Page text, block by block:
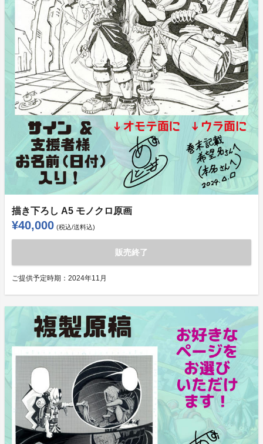
描き下ろし A5 モノクロ原画
¥40,000 (税込/送料込)
販売終了
ご提供予定時期： 2024年11月